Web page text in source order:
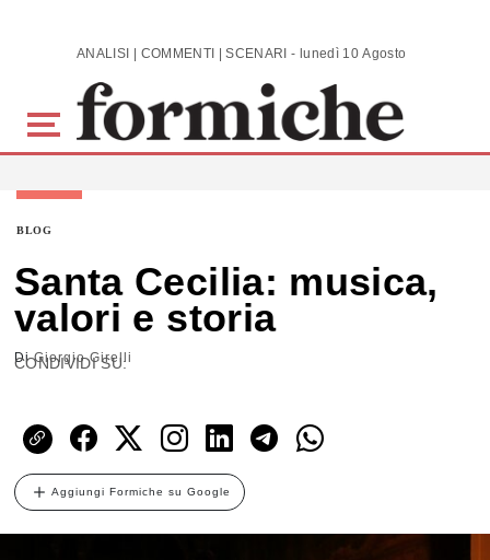
Skip to main content ANALISI | COMMENTI | SCENARI - lunedì 10 Agosto 2026
BLOG
Santa Cecilia: musica,
valori e storia
DiGiorgio Girelli
CONDIVIDI SU:
Aggiungi Formiche su Google